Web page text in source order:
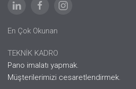
En Çok Okunan
TEKNİK KADRO
Pano imalatı yapmak.
Müşterilerimizi cesaretlendirmek.